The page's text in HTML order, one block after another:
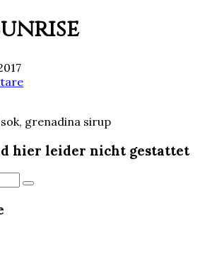
grenadina sirup
hier leider nicht gestattet